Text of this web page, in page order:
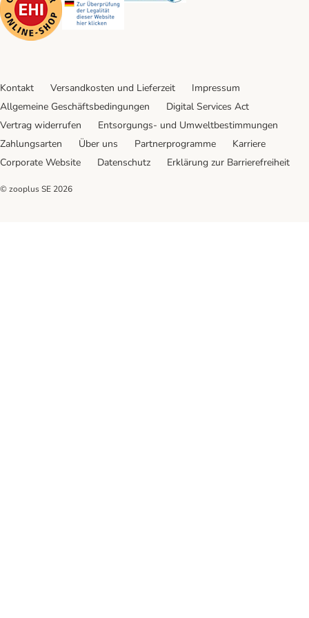
Kontakt Versandkosten und Lieferzeit
Impressum
Allgemeine Geschäftsbedingungen
Digital Services Act
Vertrag widerrufen
Entsorgungs- und Umweltbestimmungen
Zahlungsarten
Über uns Partnerprogramme
Karriere
Corporate Website
Datenschutz Erklärung zur Barrierefreiheit
© zooplus SE 2026